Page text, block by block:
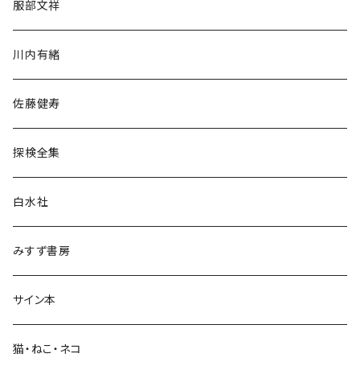
民族・風習
言語・ことば
服部文祥
川内有緒
佐藤健寿
探検全集
白水社
みすず書房
サイン本
猫・ねこ・ネコ